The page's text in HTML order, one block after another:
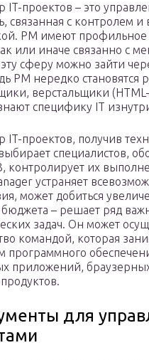
проектов – это
связанная с контролем и
PM имеют профильное
или иначе связанно с
сферу можно зайти
PM нередко становятся
верстальщики
специфику IT
проектов, получив
специалистов,
контролирует их
устраняет
может добиться
– решает ряд
задач. Он может
командой, которая
программного
приложений,
для